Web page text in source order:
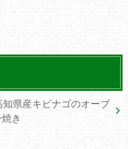
知県産キビナゴのオーブ
き